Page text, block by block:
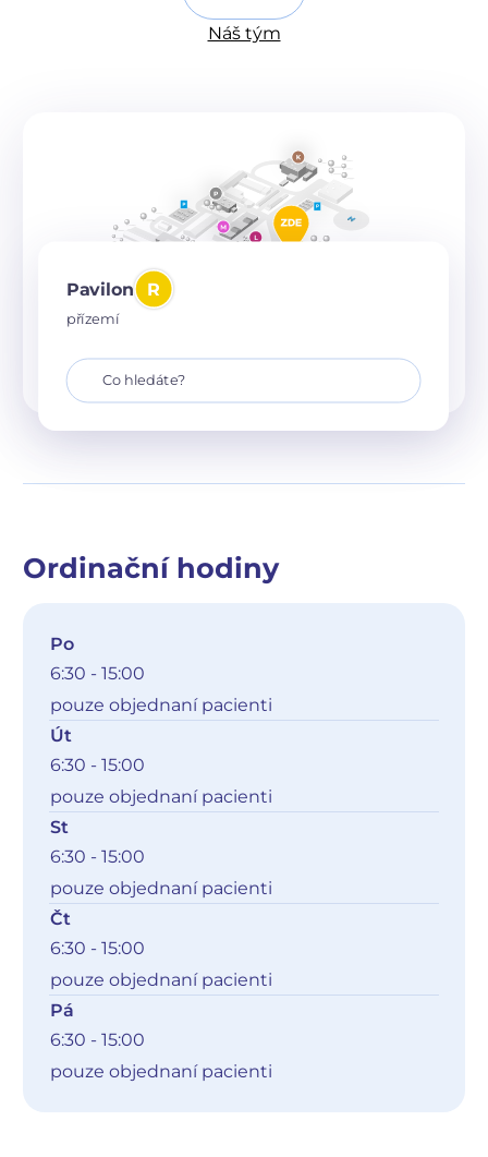
Náš tým
Pavilon R
přízemí
Ordinační hodiny
Po
6:30 - 15:00
pouze objednaní pacienti
Út
6:30 - 15:00
pouze objednaní pacienti
St
6:30 - 15:00
pouze objednaní pacienti
Čt
6:30 - 15:00
pouze objednaní pacienti
Pá
6:30 - 15:00
pouze objednaní pacienti